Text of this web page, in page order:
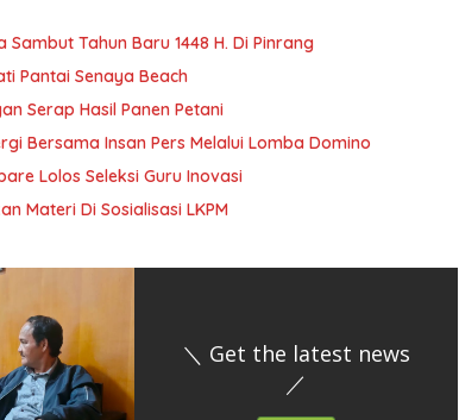
Tahun Baru 1448 H. Di Pinrang
Pantai Senaya Beach
Serap Hasil Panen Petani
Bersama Insan Pers Melalui Lomba Domino
Lolos Seleksi Guru Inovasi
Materi Di Sosialisasi LKPM
＼ Get the latest news
／